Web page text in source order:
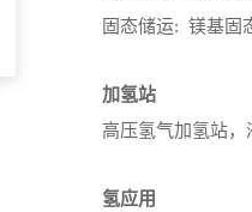
固态储运: 镁基固
加氢站
高压氢气加氢站，
氢应用